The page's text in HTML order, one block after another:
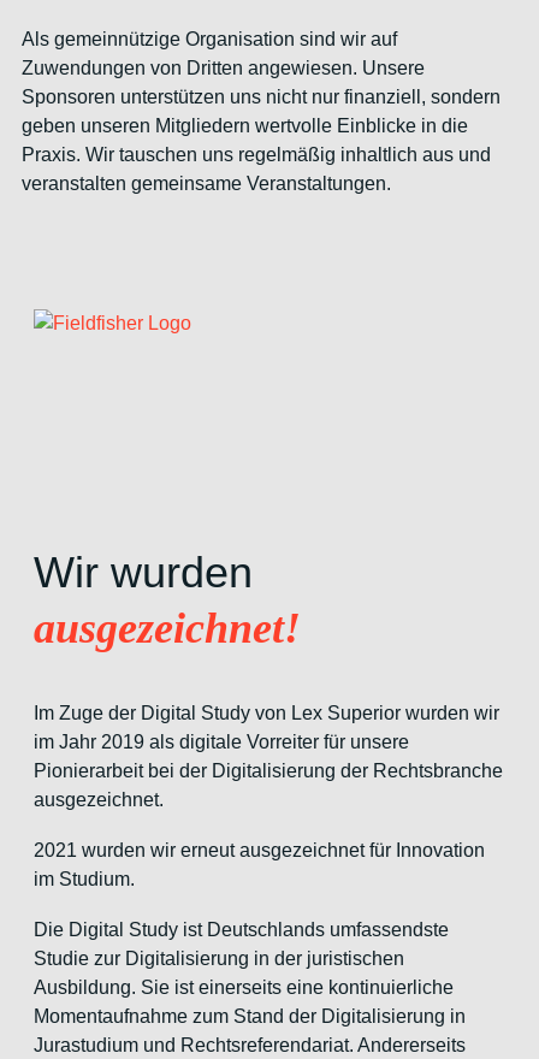
Als gemeinnützige Organisation sind wir auf
Zuwendungen von Dritten angewiesen. Unsere
Sponsoren unterstützen uns nicht nur finanziell, sondern
geben unseren Mitgliedern wertvolle Einblicke in die
Praxis. Wir tauschen uns regelmäßig inhaltlich aus und
veranstalten gemeinsame Veranstaltungen.
Wir wurden
ausgezeichnet!
Im Zuge der Digital Study von Lex Superior wurden wir
im Jahr 2019 als digitale Vorreiter für unsere
Pionierarbeit bei der Digitalisierung der Rechtsbranche
ausgezeichnet.
2021 wurden wir erneut ausgezeichnet für Innovation
im Studium.
Die Digital Study ist Deutschlands umfassendste
Studie zur Digitalisierung in der juristischen
Ausbildung. Sie ist einerseits eine kontinuierliche
Momentaufnahme zum Stand der Digitalisierung in
Jurastudium und Rechtsreferendariat. Andererseits